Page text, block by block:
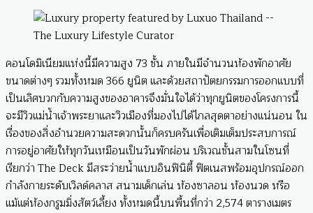
คอนโดมิเนียมแห่งนี้มีความสูง 73 ชั้น ภายในมีจำนวนห้องพักอาศัย
ขนาดต่างๆ รวมทั้งหมด 366 ยูนิต และด้วยสถาปัตยกรรมการออกแบบที่
เป็นเลิศบวกกับความสูงของอาคารจึงมั่นใจได้ว่าทุกยูนิตของโครงการนี้
จะมีวิวแม่น้ำเจ้าพระยาและวิวเมืองที่มองไปได้ไกลสุดตาอย่างแน่นอน ใน
เรื่องของสิ่งอำนวยความสะดวกนั้นก็ครบครันเพื่อเติมเต็มประสบการณ์
การอยู่อาศัยให้ทุกวันเหมือนเป็นวันพักผ่อน บริเวณชั้นสามในโซนที่
เรียกว่า The Deck มีสระว่ายน้ำแบบอินฟินิตี้ ฟิตเนสพร้อมอุปกรณ์ออก
กำลังกายระดับเวิลด์คลาส สนามเด็กเล่น ห้องซาลอน ห้องนวด หรือ
แม้แต่ห้องกรูมมิ่งสัตว์เลี้ยง ทั้งหมดนี้บนพื้นที่กว่า 2,574 ตารางเมตร